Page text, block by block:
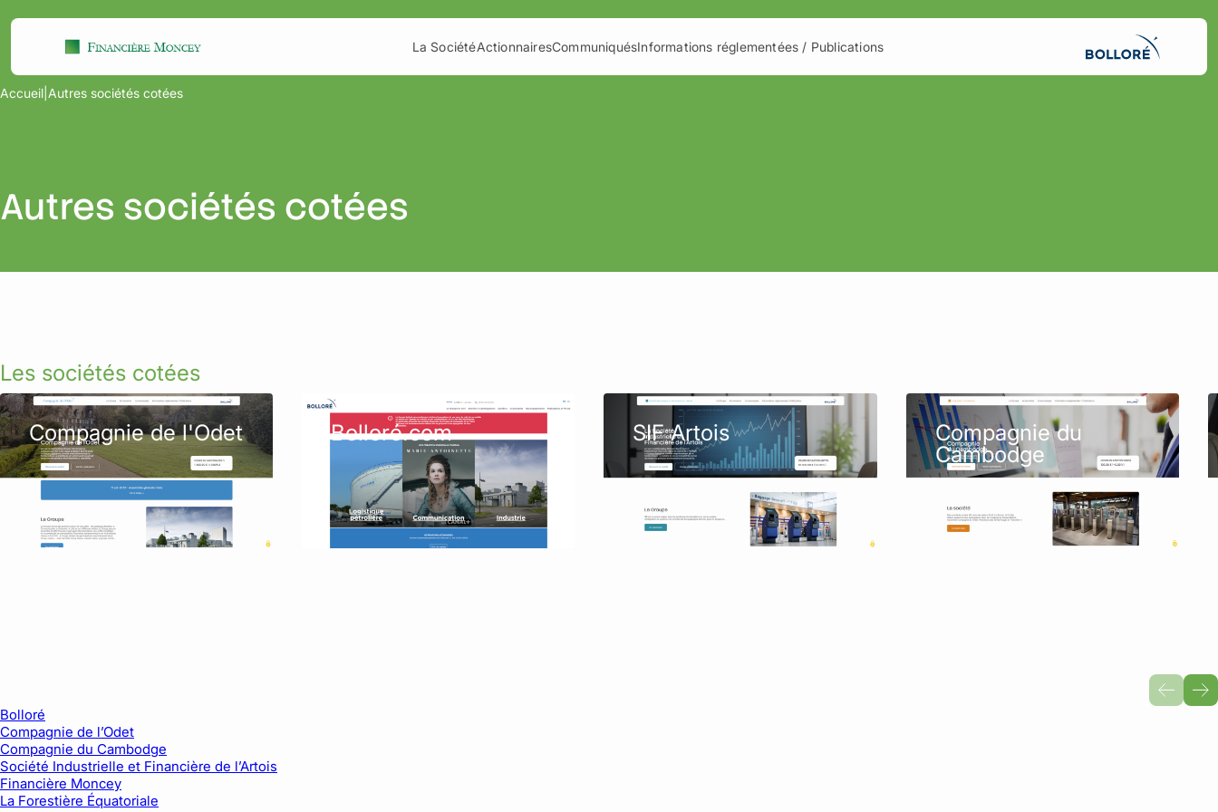
au
La SociétéActionnairesCommuniquésInformations réglementées / Publications
Accueil Autres sociétés cotées
Autres sociétés cotées
Les sociétés cotées
Compagnie de l'Odet Bolloré.com SIF Artois
Compagnie du
Cambodge
Bolloré
Compagnie de l’Odet
Compagnie du Cambodge
Société Industrielle et Financière de l’Artois
Financière Moncey
La Forestière Équatoriale